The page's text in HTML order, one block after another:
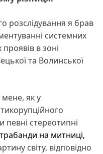
розслідування я брав
системних
в зоні
та Волинської
як у
певні стереотипні
на митниці,
світу, відповідно